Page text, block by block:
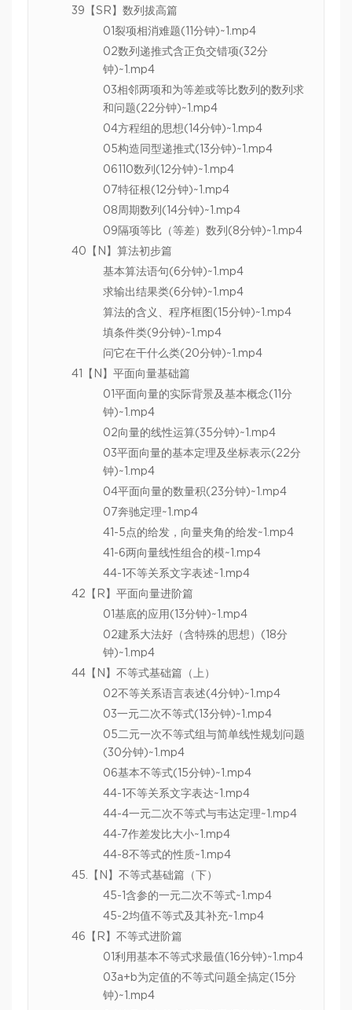
39【SR】数列拔高篇
01裂项相消难题(11分钟)~1.mp4
02数列递推式含正负交错项(32分
钟)~1.mp4
03相邻两项和为等差或等比数列的数列求
和问题(22分钟)~1.mp4
04方程组的思想(14分钟)~1.mp4
05构造同型递推式(13分钟)~1.mp4
06110数列(12分钟)~1.mp4
07特征根(12分钟)~1.mp4
08周期数列(14分钟)~1.mp4
09隔项等比（等差）数列(8分钟)~1.mp4
40【N】算法初步篇
基本算法语句(6分钟)~1.mp4
求输出结果类(6分钟)~1.mp4
算法的含义、程序框图(15分钟)~1.mp4
填条件类(9分钟)~1.mp4
问它在干什么类(20分钟)~1.mp4
41【N】平面向量基础篇
01平面向量的实际背景及基本概念(11分
钟)~1.mp4
02向量的线性运算(35分钟)~1.mp4
03平面向量的基本定理及坐标表示(22分
钟)~1.mp4
04平面向量的数量积(23分钟)~1.mp4
07奔驰定理~1.mp4
41-5点的给发，向量夹角的给发~1.mp4
41-6两向量线性组合的模~1.mp4
44-1不等关系文字表述~1.mp4
42【R】平面向量进阶篇
01基底的应用(13分钟)~1.mp4
02建系大法好（含特殊的思想）(18分
钟)~1.mp4
44【N】不等式基础篇（上）
02不等关系语言表述(4分钟)~1.mp4
03一元二次不等式(13分钟)~1.mp4
05二元一次不等式组与简单线性规划问题
(30分钟)~1.mp4
06基本不等式(15分钟)~1.mp4
44-1不等关系文字表达~1.mp4
44-4一元二次不等式与韦达定理~1.mp4
44-7作差发比大小~1.mp4
44-8不等式的性质~1.mp4
45.【N】不等式基础篇（下）
45-1含参的一元二次不等式~1.mp4
45-2均值不等式及其补充~1.mp4
46【R】不等式进阶篇
01利用基本不等式求最值(16分钟)~1.mp4
03a+b为定值的不等式问题全搞定(15分
钟)~1.mp4